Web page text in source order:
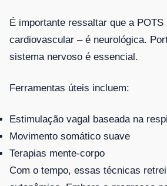
É importante ressaltar que a POTS
cardiovascular – é neurológica.
sistema nervoso é essencial.
Ferramentas úteis incluem:
Estimulação vagal baseada na
Movimento somático suave
Terapias mente-corpo
Com o tempo, essas técnicas